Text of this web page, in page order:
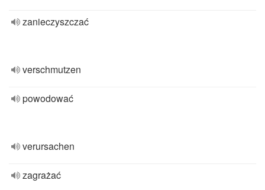
zanieczyszczać
verschmutzen
powodować
verursachen
zagrażać